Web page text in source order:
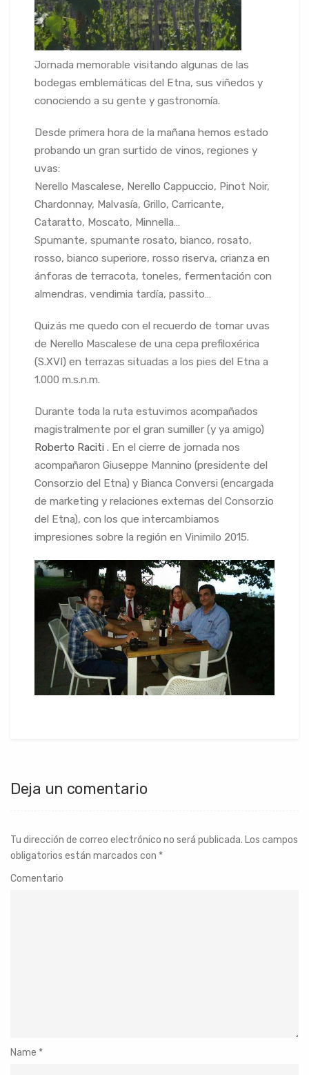
Jornada memorable visitando algunas de las
bodegas emblemáticas del Etna, sus viñedos y
conociendo a su gente y gastronomía.
Desde primera hora de la mañana hemos estado
probando un gran surtido de vinos, regiones y
uvas:
Nerello Mascalese, Nerello Cappuccio, Pinot Noir,
Chardonnay, Malvasía, Grillo, Carricante,
Cataratto, Moscato, Minnella…
Spumante, spumante rosato, bianco, rosato,
rosso, bianco superiore, rosso riserva, crianza en
ánforas de terracota, toneles, fermentación con
almendras, vendimia tardía, passito…
Quizás me quedo con el recuerdo de tomar uvas
de Nerello Mascalese de una cepa prefiloxérica
(S.XVI) en terrazas situadas a los pies del Etna a
1.000 m.s.n.m.
Durante toda la ruta estuvimos acompañados
magistralmente por el gran sumiller (y ya amigo)
Roberto Raciti . En el cierre de jornada nos
acompañaron Giuseppe Mannino (presidente del
Consorzio del Etna) y Bianca Conversi (encargada
de marketing y relaciones externas del Consorzio
del Etna), con los que intercambiamos
impresiones sobre la región en Vinimilo 2015.
Deja un comentario
Tu dirección de correo electrónico no será publicada. Los campos
obligatorios están marcados con *
Comentario
Name *